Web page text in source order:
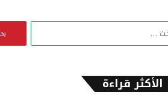
ا
الأكثر قراءة